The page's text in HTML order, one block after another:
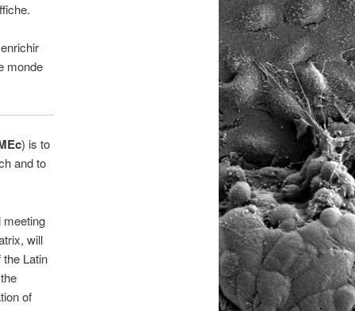
monde
) is to
and to
meeting
will
Latin
of